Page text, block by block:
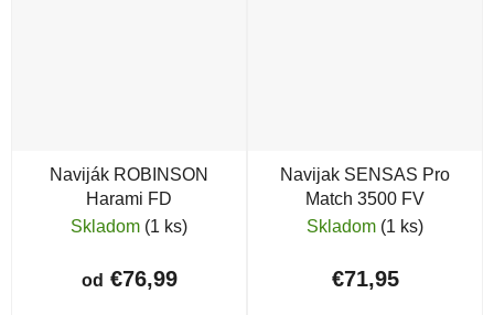
Naviják ROBINSON
Harami FD
Skladom (1 ks)
od €76,99
Navijak SENSAS Pro
Match 3500 FV
Skladom (1 ks)
€71,95